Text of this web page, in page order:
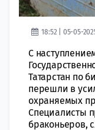
18:52 | 05-05-
С
Татарстан по
перешли в
охраняемых
Специалисты
браконьеров,